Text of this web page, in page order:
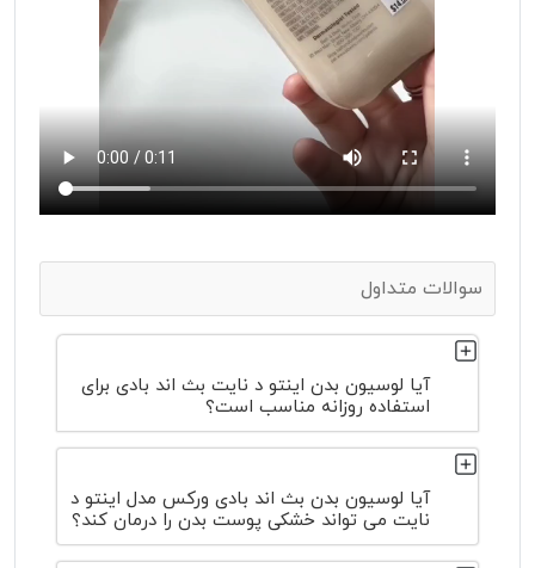
سوالات متداول
آیا لوسیون بدن اینتو د نایت بث اند بادی برای
استفاده روزانه مناسب است؟
آیا لوسیون بدن بث اند بادی ورکس مدل اینتو د
نایت می تواند خشکی پوست بدن را درمان کند؟